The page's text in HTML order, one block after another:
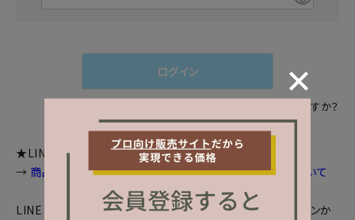
ログイン
パスワードをお忘れですか？
★LINEログインをご利用のお客様へお知らせ
→ 商品画面等で個数選択等が出来ない場合の対処法について
LINEとの会員連携がお済みの方は、「LINEでログイン」ボタンか